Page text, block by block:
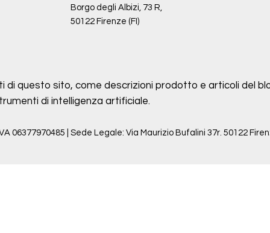
di questo sito, come descrizioni prodotto e articoli del
di intelligenza artificiale.
Borgo degli Albizi, 73 R,
50122 Firenze (FI)
06377970485 | Sede Legale: Via Maurizio Bufalini 37r. 50122